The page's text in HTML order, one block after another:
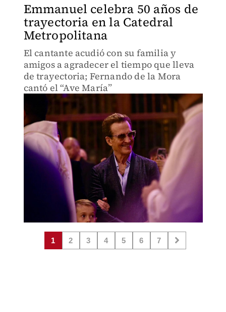
Emmanuel celebra 50 años de
trayectoria en la Catedral
Metropolitana
El cantante acudió con su familia y
amigos a agradecer el tiempo que lleva
de trayectoria; Fernando de la Mora
cantó el “Ave María”
1 2 3 4 5 6 7